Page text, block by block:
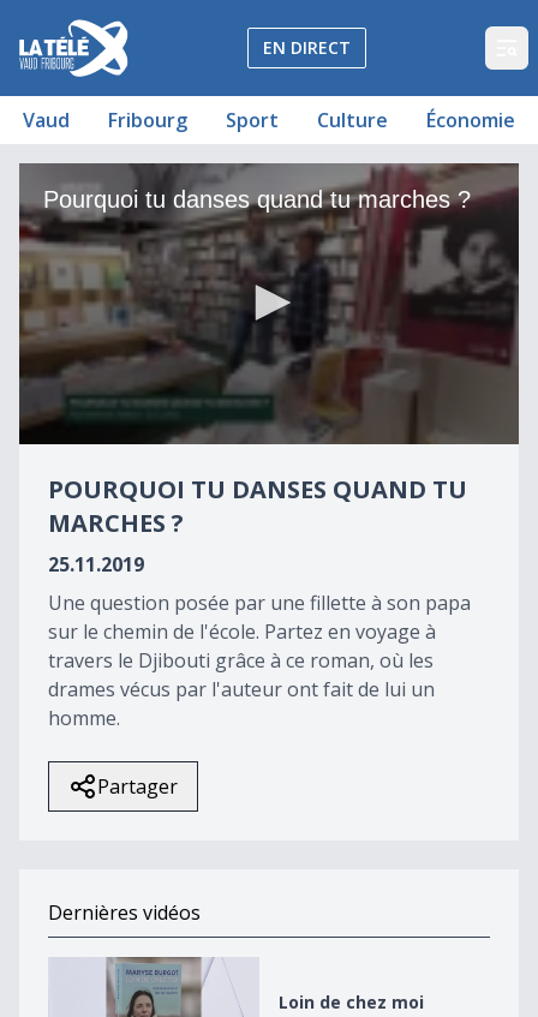
La Télé - Télévision régionale Vaud et Fribourg
EN DIRECT
Vaud Fribourg Sport Culture Économie
Pourquoi tu danses quand tu marches ?
Pourquoi tu danses quand tu marches ?
minutes,
seconds
POURQUOI TU DANSES QUAND TU
MARCHES ?
25.11.2019
Une question posée par une fillette à son papa
sur le chemin de l'école. Partez en voyage à
travers le Djibouti grâce à ce roman, où les
drames vécus par l'auteur ont fait de lui un
homme.
Partager
Dernières vidéos
Loin de chez moi
Loin de chez moi